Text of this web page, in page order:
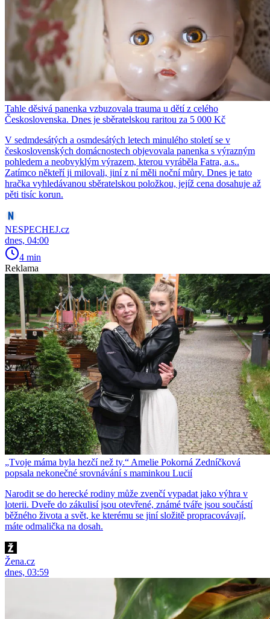
Tahle děsivá panenka vzbuzovala trauma u dětí z celého
Československa. Dnes je sběratelskou raritou za 5 000 Kč
V sedmdesátých a osmdesátých letech minulého století se v
československých domácnostech objevovala panenka s výrazným
pohledem a neobvyklým výrazem, kterou vyráběla Fatra, a.s..
Zatímco někteří ji milovali, jiní z ní měli noční můry. Dnes je tato
hračka vyhledávanou sběratelskou položkou, jejíž cena dosahuje až
pěti tisíc korun.
NESPECHEJ.cz
dnes, 04:00
4 min
Reklama
„Tvoje máma byla hezčí než ty.“ Amelie Pokorná Zedníčková
popsala nekonečné srovnávání s maminkou Lucií
Narodit se do herecké rodiny může zvenčí vypadat jako výhra v
loterii. Dveře do zákulisí jsou otevřené, známé tváře jsou součástí
běžného života a svět, ke kterému se jiní složitě propracovávají,
máte odmalička na dosah.
Žena.cz
dnes, 03:59